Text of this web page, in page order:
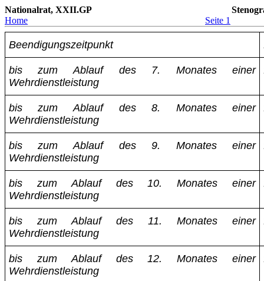
Nationalrat, XXII.GP
Home
Seite 1
Beendigungszeitpunkt
bis zum Ablauf des 7. Monates einer
Wehrdienstleistung
bis zum Ablauf des 8. Monates einer
Wehrdienstleistung
bis zum Ablauf des 9. Monates einer
Wehrdienstleistung
bis zum Ablauf des 10. Monates einer
Wehrdienstleistung
bis zum Ablauf des 11. Monates einer
Wehrdienstleistung
bis zum Ablauf des 12. Monates einer
Wehrdienstleistung